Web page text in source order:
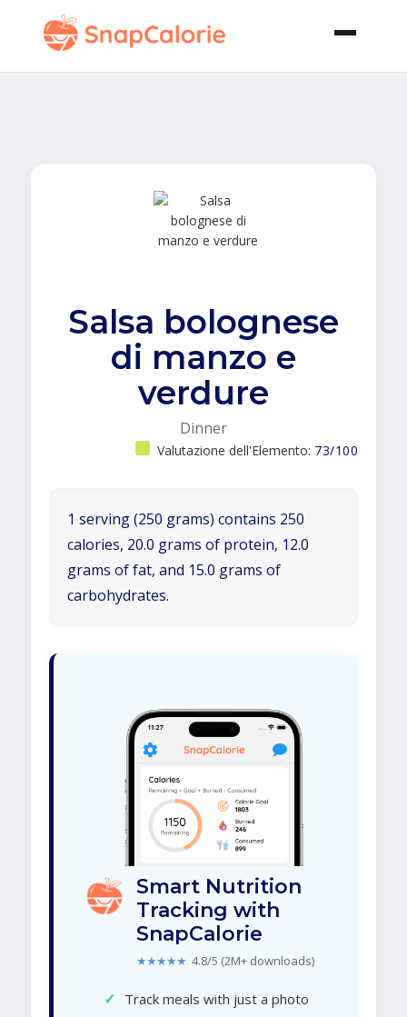
Salsa bolognese
di manzo e
verdure
Dinner
Valutazione dell'Elemento: 73/100
1 serving (250 grams) contains 250
calories, 20.0 grams of protein, 12.0
grams of fat, and 15.0 grams of
carbohydrates.
Smart Nutrition
Tracking with
SnapCalorie
★★★★★ 4.8/5 (2M+ downloads)
✓ Track meals with just a photo